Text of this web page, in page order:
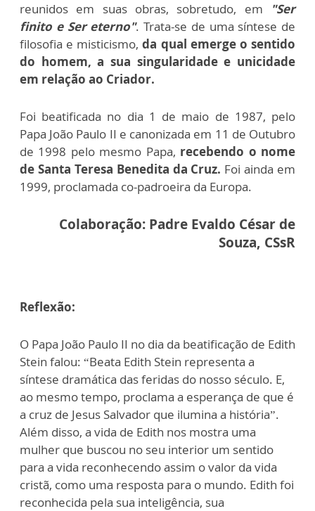
reunidos em suas obras, sobretudo, em
"Ser
finito e Ser eterno". Trata-se de uma síntese de
filosofia e misticismo,da qual emerge o sentido
do homem, a sua singularidade e unicidade
em relação ao Criador.
Foi beatificada no dia 1 de maio de 1987, pelo
Papa João Paulo II e canonizada em 11 de Outubro
de 1998 pelo mesmo Papa, recebendo o nome
de Santa Teresa Benedita da Cruz. Foi ainda em
1999, proclamada co-padroeira da Europa.
Colaboração: Padre Evaldo César de
Souza, CSsR
Reflexão:
O Papa João Paulo II no dia da beatificação de Edith
Stein falou: “Beata Edith Stein representa a
síntese dramática das feridas do nosso século. E,
ao mesmo tempo, proclama a esperança de que é
a cruz de Jesus Salvador que ilumina a história”.
Além disso, a vida de Edith nos mostra uma
mulher que buscou no seu interior um sentido
para a vida reconhecendo assim o valor da vida
cristã, como uma resposta para o mundo. Edith foi
reconhecida pela sua inteligência, sua